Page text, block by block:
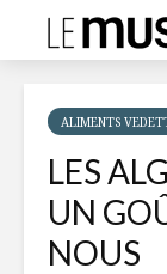
ALIMENTS
LES
UN
NOUS